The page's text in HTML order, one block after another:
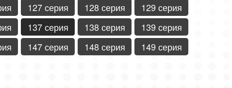
127 серия 128 серия
129 серия
137 серия 138 серия
139 серия
147 серия 148 серия
149 серия